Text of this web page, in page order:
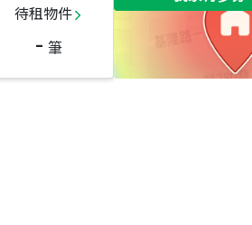
待租物件
- 筆